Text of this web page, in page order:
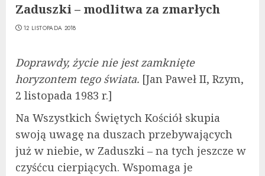
Zaduszki – modlitwa za zmarłych
12 LISTOPADA 2018
Doprawdy, życie nie jest zamknięte
horyzontem tego świata. [Jan Paweł II, Rzym,
2 listopada 1983 r.]
Na Wszystkich Świętych Kościół skupia
swoją uwagę na duszach przebywających
już w niebie, w Zaduszki – na tych jeszcze w
czyśćcu cierpiących. Wspomaga je